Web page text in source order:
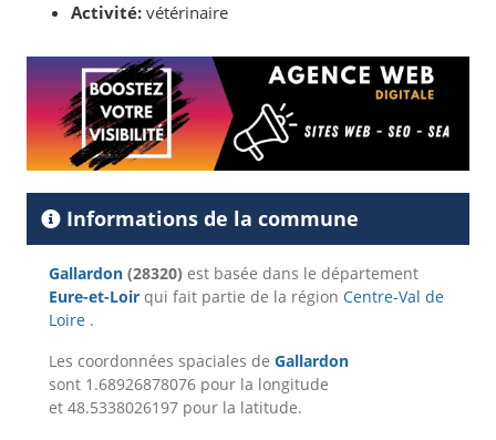
Activité: vétérinaire
Informations de la commune
Gallardon (28320) est basée dans le département
Eure-et-Loir qui fait partie de la région Centre-Val de
Loire .
Les coordonnées spaciales de Gallardon
sont 1.68926878076 pour la longitude
et 48.5338026197 pour la latitude.